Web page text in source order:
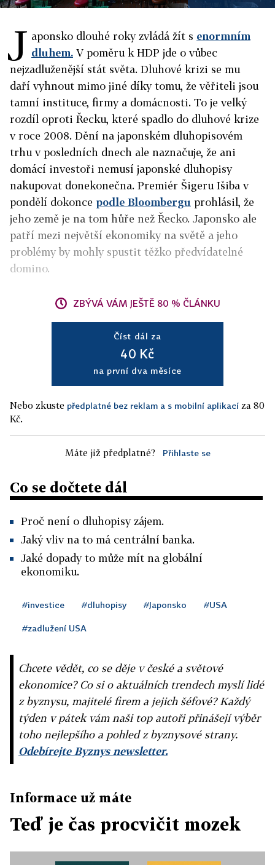
J aponsko dlouhé roky zvládá žít s enormním
dluhem. V poměru k HDP jde o vůbec
nejzadluženější stát světa. Dluhové krizi se mu
daří vyhnout mimo jiné díky tomu, že věřiteli jsou
tamní instituce, firmy a domácnosti. To je velký
rozdíl oproti Řecku, které spadlo do dluhové krize
v roce 2008. Dění na japonském dluhopisovém
trhu v posledních dnech ale naznačuje, že ani
domácí investoři nemusí japonské dluhopisy
nakupovat donekonečna. Premiér Šigeru Išiba v
pondělí dokonce podle Bloombergu prohlásil, že
jeho země je na tom hůře než Řecko. Japonsko ale
patří mezi největší ekonomiky na světě a jeho
problémy by mohly spustit těžko předvídatelné
domino.
ZBÝVÁ VÁM JEŠTĚ 80 % ČLÁNKU
Číst dál za
40 Kč
na první dva měsíce
Nebo zkuste předplatné bez reklam a s mobilní aplikací za 80
Kč.
Máte již předplatné? Přihlaste se
Co se dočtete dál
Proč není o dluhopisy zájem.
Jaký vliv na to má centrální banka.
Jaké dopady to může mít na globální
ekonomiku.
#investice #dluhopisy #Japonsko #USA
#zadlužení USA
Chcete vědět, co se děje v české a světové
ekonomice? Co si o aktuálních trendech myslí lidé
z byznysu, majitelé firem a jejich šéfové? Každý
týden v pátek vám naši top autoři přinášejí výběr
toho nejlepšího a pohled z byznysové strany.
Odebírejte Byznys newsletter.
Informace už máte
Teď je čas procvičit mozek